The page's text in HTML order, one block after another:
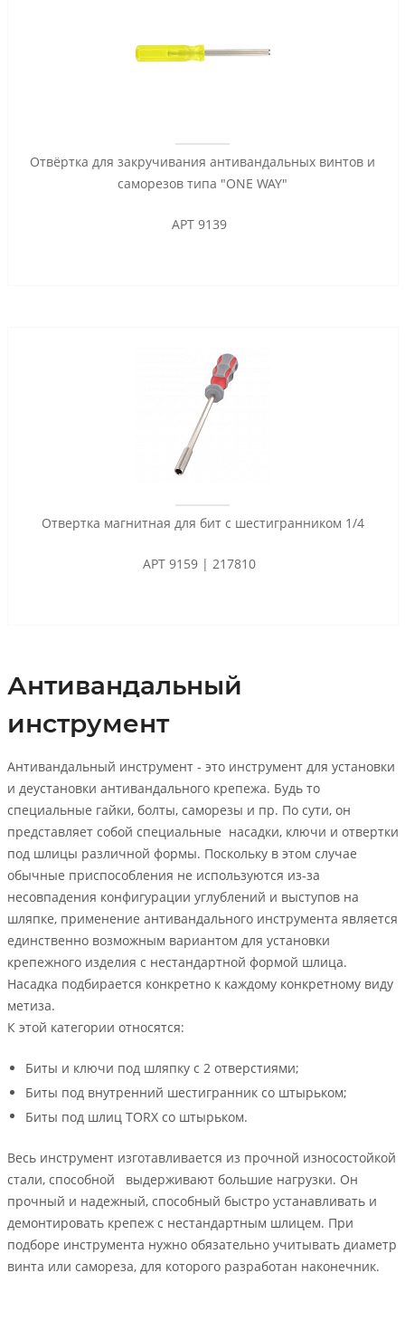
Отвёртка для закручивания антивандальных винтов и
саморезов типа "ONE WAY"
АРТ 9139
Отвертка магнитная для бит с шестигранником 1/4
АРТ 9159 | 217810
Антивандальный
инструмент
Антивандальный инструмент - это инструмент для установки
и деустановки антивандального крепежа. Будь то
специальные гайки, болты, саморезы и пр. По сути, он
представляет собой специальные насадки, ключи и отвертки
под шлицы различной формы. Поскольку в этом случае
обычные приспособления не используются из-за
несовпадения конфигурации углублений и выступов на
шляпке, применение антивандального инструмента является
единственно возможным вариантом для установки
крепежного изделия с нестандартной формой шлица.
Насадка подбирается конкретно к каждому конкретному виду
метиза.
К этой категории относятся:
Биты и ключи под шляпку с 2 отверстиями;
Биты под внутренний шестигранник со штырьком;
Биты под шлиц TORX со штырьком.
Весь инструмент изготавливается из прочной износостойкой
стали, способной выдерживают большие нагрузки. Он
прочный и надежный, способный быстро устанавливать и
демонтировать крепеж с нестандартным шлицем. При
подборе инструмента нужно обязательно учитывать диаметр
винта или самореза, для которого разработан наконечник.